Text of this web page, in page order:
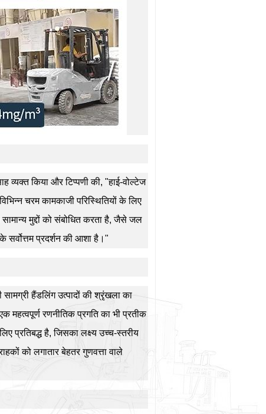
व्यक्त किया और टिप्पणी की, "हाई-वोल्टेज
चरम कामकाजी परिस्थितियों के लिए
मुद्दों को संबोधित करता है, जैसे जल
सर्वोत्तम प्रदर्शन की आशा है।"
हैंडलिंग उत्पादों की श्रृंखला का
महत्वपूर्ण रणनीतिक प्रगति का भी प्रतीक
प्रतिबद्ध है, जिसका लक्ष्य उच्च-स्तरीय
को लगातार बेहतर गुणवत्ता वाले